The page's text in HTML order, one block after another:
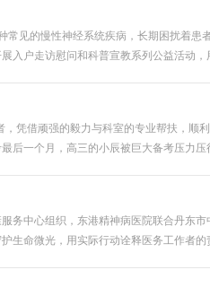
见的慢性神经系统疾病，长期困扰着患
入户走访慰问和科普宣教系列公益活动，
凭借顽强的毅力与科室的专业帮扶，顺
后一个月，高三的小辰被巨大备考压力压
中心组织，东港精神病医院联合丹东
生命微光，用实际行动诠释医务工作者的